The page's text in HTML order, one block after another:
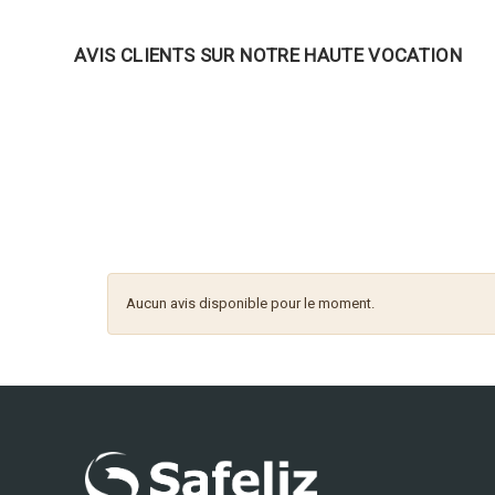
AVIS CLIENTS SUR NOTRE HAUTE VOCATION
Aucun avis disponible pour le moment.